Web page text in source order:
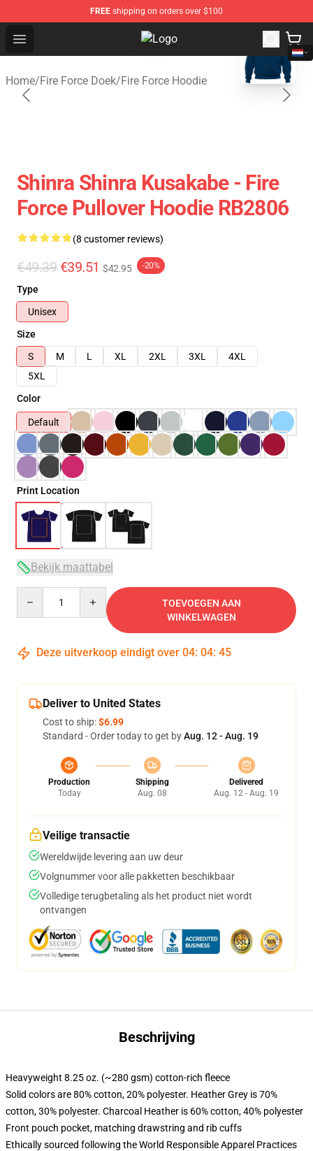
FREE shipping on orders over $100
Open menu Fire Force Store - Official Fire
Home/Fire Force Doek/Fire Force Hoodie
Shinra Shinra Kusakabe - Fire
Force Pullover Hoodie RB2806
(8 customer reviews)
€49.39 €39.51 $42.95 -20%
Type
Unisex
Size
S
M L XL 2XL 3XL
4XL
5XL
Color
Default
Print Location
Bekijk maattabel
TOEVOEGEN AAN
WINKELWAGEN
Deze uitverkoop eindigt over 04: 04: 44
Deliver to United States
Cost to ship:$6.99
Standard - Order today to get byAug. 12 - Aug. 19
Production
Today
Shipping
Aug. 08
Delivered
Aug. 12 - Aug. 19
Veilige transactie
Wereldwijde levering aan uw deur
Volgnummer voor alle pakketten beschikbaar
Volledige terugbetaling als het product niet wordt
ontvangen
Beschrijving
Heavyweight 8.25 oz. (~280 gsm) cotton-rich fleece
Solid colors are 80% cotton, 20% polyester. Heather Grey is 70%
cotton, 30% polyester. Charcoal Heather is 60% cotton, 40% polyester
Front pouch pocket, matching drawstring and rib cuffs
Ethically sourced following the World Responsible Apparel Practices